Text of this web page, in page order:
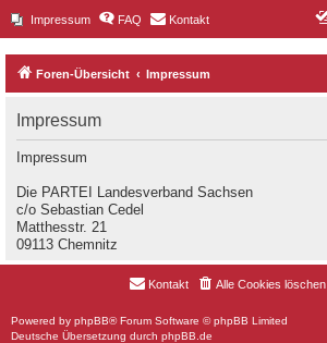
Impressum FAQ Kontakt
Foren-Übersicht Impressum
Impressum
Impressum
Die PARTEI Landesverband Sachsen
c/o Sebastian Cedel
Matthesstr. 21
09113 Chemnitz
Alle Cookies löschen
Kontakt
Powered by phpBB® Forum Software © phpBB Limited
Deutsche Übersetzung durch phpBB.de